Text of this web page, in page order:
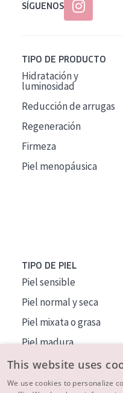
SÍGUENOS
TIPO DE PRODUCTO
Hidratación y
luminosidad
Reducción de arrugas
Regeneración
Firmeza
Piel menopáusica
TIPO DE PIEL
Piel sensible
Piel normal y seca
Piel mixata o grasa
Piel madura
Piel expuesta al sol
Piel menopáusica
This website uses
We use cookies to personalize